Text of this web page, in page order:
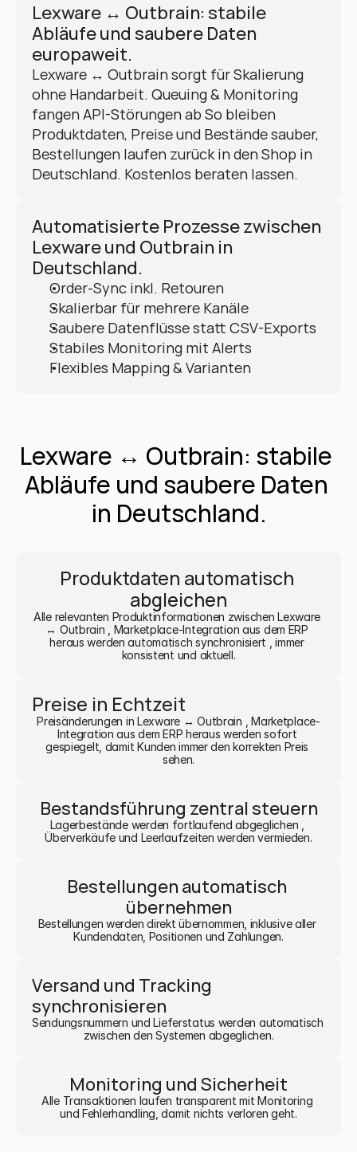
Lexware ↔ Outbrain: stabile
Abläufe und saubere Daten
europaweit.
Lexware ↔ Outbrain sorgt für Skalierung
ohne Handarbeit. Queuing & Monitoring
fangen API-Störungen ab So bleiben
Produktdaten, Preise und Bestände sauber,
Bestellungen laufen zurück in den Shop in
Deutschland. Kostenlos beraten lassen.
Automatisierte Prozesse zwischen
Lexware und Outbrain in
Deutschland.
Order-Sync inkl. Retouren
Skalierbar für mehrere Kanäle
Saubere Datenflüsse statt CSV-Exports
Stabiles Monitoring mit Alerts
Flexibles Mapping & Varianten
Lexware ↔ Outbrain: stabile
Abläufe und saubere Daten
in Deutschland.
Produktdaten automatisch
abgleichen
Alle relevanten Produktinformationen zwischen Lexware
↔ Outbrain , Marketplace-Integration aus dem ERP
heraus werden automatisch synchronisiert , immer
konsistent und aktuell.
Preise in Echtzeit
Preisänderungen in Lexware ↔ Outbrain , Marketplace-
Integration aus dem ERP heraus werden sofort
gespiegelt, damit Kunden immer den korrekten Preis
sehen.
Bestandsführung zentral steuern
Lagerbestände werden fortlaufend abgeglichen ,
Überverkäufe und Leerlaufzeiten werden vermieden.
Bestellungen automatisch
übernehmen
Bestellungen werden direkt übernommen, inklusive aller
Kundendaten, Positionen und Zahlungen.
Versand und Tracking
synchronisieren
Sendungsnummern und Lieferstatus werden automatisch
zwischen den Systemen abgeglichen.
Monitoring und Sicherheit
Alle Transaktionen laufen transparent mit Monitoring
und Fehlerhandling, damit nichts verloren geht.